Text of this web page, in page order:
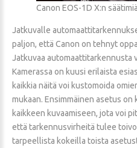
Canon EOS-1D X:n
Jatkuvalle
paljon, että Canon on tehnyt
Jatkuvaa automaattitarkennusta
Kamerassa on kuusi erilaista
kaikkia näitä voi kustomoida
mukaan. Ensimmäinen asetus
kaikkeen kuvaamiseen, jota voi
että tarkennusvirheitä tulee
tarpeellista kokeilla toista